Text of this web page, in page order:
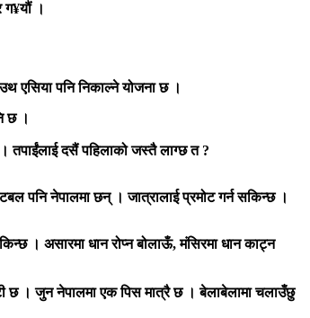
।
एसिया पनि निकाल्ने योजना छ ।
छ ।
तपाईंलाई दसैं पहिलाको जस्तै लाग्छ त ?
पनि नेपालमा छन् । जात्रालाई प्रमोट गर्न सकिन्छ ।
। असारमा धान रोप्न बोलाऊँ, मंसिरमा धान काट्न
छ । जुन नेपालमा एक पिस मात्रै छ । बेलाबेलामा चलाउँछु